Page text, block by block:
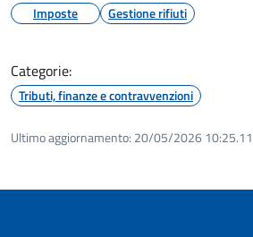
Imposte Gestione rifiuti
Categorie:
Tributi, finanze e contravvenzioni
Ultimo aggiornamento: 20/05/2026 10:25.11